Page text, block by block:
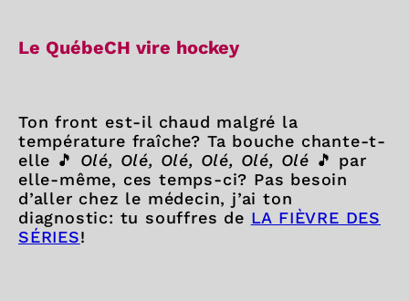
Le QuébeCH vire hockey
Ton front est-il chaud malgré la
température fraîche? Ta bouche chante-t-
elle 🎵 Olé, Olé, Olé, Olé, Olé, Olé 🎵 par
elle-même, ces temps-ci? Pas besoin
d’aller chez le médecin, j’ai ton
diagnostic: tu souffres de LA FIÈVRE DES
SÉRIES!